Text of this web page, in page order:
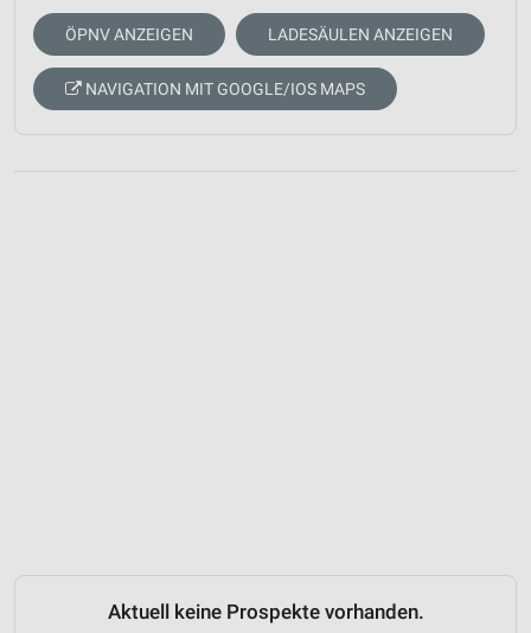
ÖPNV ANZEIGEN LADESÄULEN ANZEIGEN
NAVIGATION MIT GOOGLE/IOS MAPS
Aktuell keine Prospekte vorhanden.